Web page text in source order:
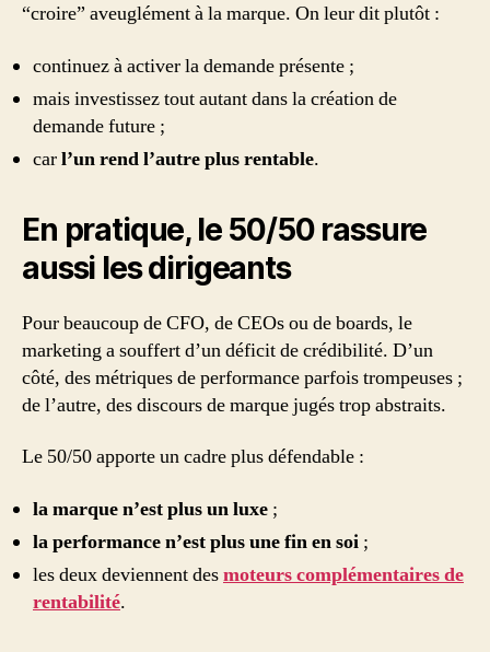
“croire” aveuglément à la marque. On leur dit plutôt :
continuez à activer la demande présente ;
mais investissez tout autant dans la création de
demande future ;
carl’un rend l’autre plus rentable.
En pratique, le 50/50 rassure
aussi les dirigeants
Pour beaucoup de CFO, de CEOs ou de boards, le
marketing a souffert d’un déficit de crédibilité. D’un
côté, des métriques de performance parfois trompeuses ;
de l’autre, des discours de marque jugés trop abstraits.
Le 50/50 apporte un cadre plus défendable :
la marque n’est plus un luxe ;
la performance n’est plus une fin en soi ;
les deux deviennent desmoteurs complémentaires de
rentabilité.